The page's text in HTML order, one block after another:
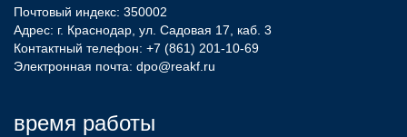
Почтовый индекс: 350002
Адрес: г. Краснодар, ул. Садовая 17, каб. 3
Контактный телефон: +7 (861) 201-10-69
Электронная почта: dpo@reakf.ru
время работы